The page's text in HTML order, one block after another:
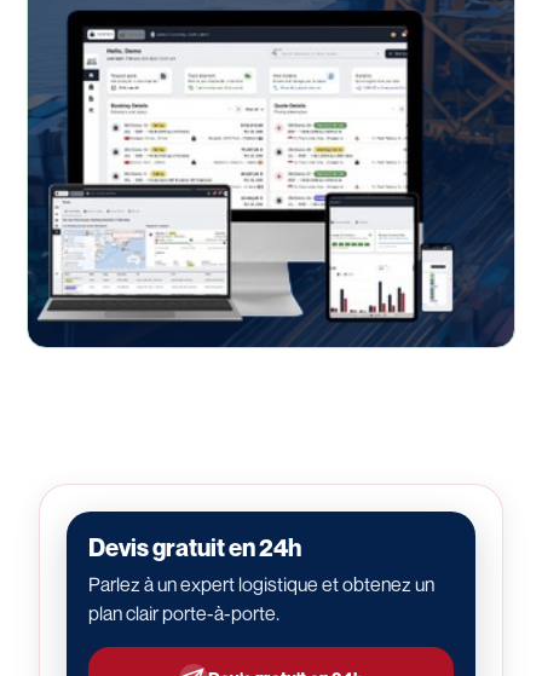
Devis gratuit en 24h
Parlez à un expert logistique et obtenez un
plan clair porte-à-porte.